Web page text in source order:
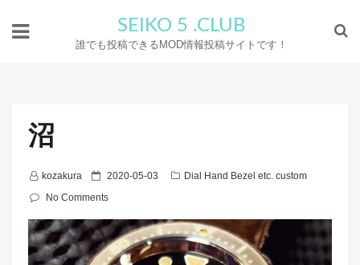
SEIKO 5 .CLUB
誰でも投稿できるMOD情報投稿サイトです！
沼
kozakura
P
o
t
e
2020-05-03
Dial Hand Bezel etc. custom
No Comments